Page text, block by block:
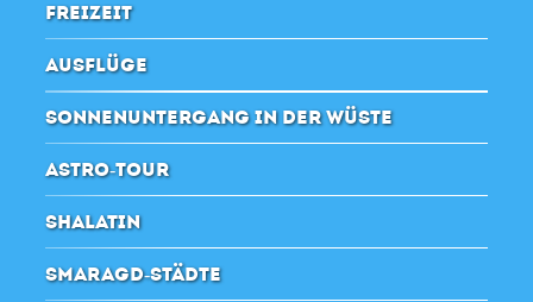
FREIZEIT
AUSFLÜGE
SONNENUNTERGANG IN DER WÜSTE
ASTRO-TOUR
SHALATIN
SMARAGD-STÄDTE